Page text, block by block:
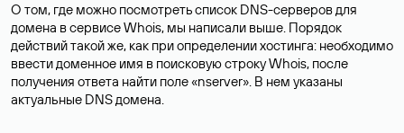
О том, где можно посмотреть список DNS-серверов для
домена в сервисе Whois, мы написали выше. Порядок
действий такой же, как при определении хостинга: необходимо
ввести доменное имя в поисковую строку Whois, после
получения ответа найти поле «nserver». В нем указаны
актуальные DNS домена.